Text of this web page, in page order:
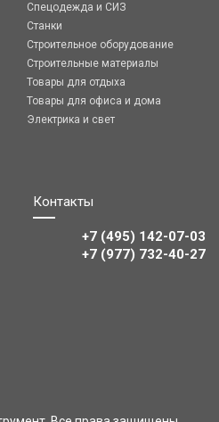
Спецодежда и СИЗ
Станки
Строительное оборудование
Строительные материалы
Товары для отдыха
Товары для офиса и дома
Электрика и свет
Контакты
+7 (495) 142-07-03
‎‎+7 (977) 732-40-27